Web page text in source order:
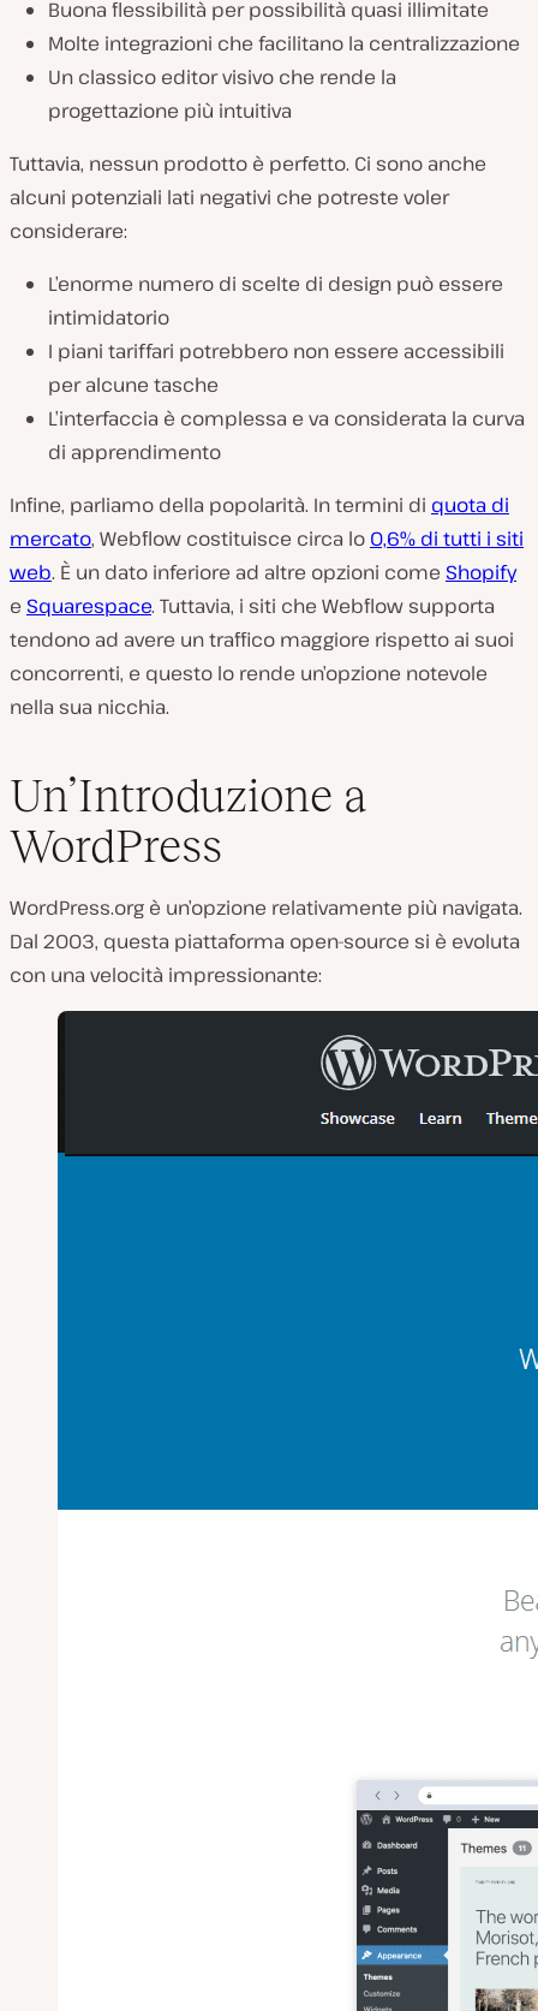
Buona flessibilità per possibilità quasi illimitate
Molte integrazioni che facilitano la centralizzazione
Un classico editor visivo che rende la
progettazione più intuitiva
Tuttavia, nessun prodotto è perfetto. Ci sono anche
alcuni potenziali lati negativi che potreste voler
considerare:
L’enorme numero di scelte di design può essere
intimidatorio
I piani tariffari potrebbero non essere accessibili
per alcune tasche
L’interfaccia è complessa e va considerata la curva
di apprendimento
Infine, parliamo della popolarità. In termini di quota di
mercato, Webflow costituisce circa lo 0,6% di tutti i siti
web. È un dato inferiore ad altre opzioni come Shopify
e Squarespace. Tuttavia, i siti che Webflow supporta
tendono ad avere un traffico maggiore rispetto ai suoi
concorrenti, e questo lo rende un’opzione notevole
nella sua nicchia.
Un’Introduzione a
WordPress
WordPress.org è un’opzione relativamente più navigata.
Dal 2003, questa piattaforma open-source si è evoluta
con una velocità impressionante: